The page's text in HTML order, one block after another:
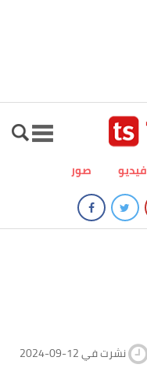
صور فيديو
2024-09-12 نشرت في